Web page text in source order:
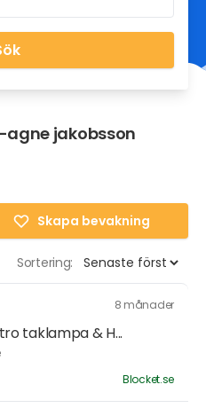
agne jakobsson
Skapa bevakning
Sortering:
8 månader
taklampa & H...
Blocket.se